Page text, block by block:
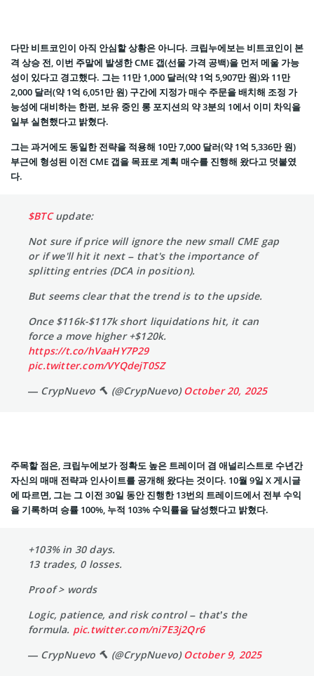
다만 비트코인이 아직 안심할 상황은 아니다. 크립누에보는 비트코인이 본
격 상승 전, 이번 주말에 발생한 CME 갭(선물 가격 공백)을 먼저 메울 가능
성이 있다고 경고했다. 그는 11만 1,000 달러(약 1억 5,907만 원)와 11만
2,000 달러(약 1억 6,051만 원) 구간에 지정가 매수 주문을 배치해 조정 가
능성에 대비하는 한편, 보유 중인 롱 포지션의 약 3분의 1에서 이미 차익을
일부 실현했다고 밝혔다.
그는 과거에도 동일한 전략을 적용해 10만 7,000 달러(약 1억 5,336만 원)
부근에 형성된 이전 CME 갭을 목표로 계획 매수를 진행해 왔다고 덧붙였
다.
$BTCupdate:
Not sure if price will ignore the new small CME gap
or if we'll hit it next – that's the importance of
splitting entries (DCA in position).
But seems clear that the trend is to the upside.
Once $116k-$117k short liquidations hit, it can
force a move higher +$120k.
https://t.co/hVaaHY7P29
pic.twitter.com/VYQdejT0SZ
— CrypNuevo 🔨 (@CrypNuevo)October 20, 2025
주목할 점은, 크립누에보가 정확도 높은 트레이더 겸 애널리스트로 수년간
자신의 매매 전략과 인사이트를 공개해 왔다는 것이다. 10월 9일 X 게시글
에 따르면, 그는 그 이전 30일 동안 진행한 13번의 트레이드에서 전부 수익
을 기록하며 승률 100%, 누적 103% 수익률을 달성했다고 밝혔다.
+103% in 30 days.
13 trades, 0 losses.
Proof > words
Logic, patience, and risk control – that’s the
formula. pic.twitter.com/ni7E3j2Qr6
— CrypNuevo 🔨 (@CrypNuevo)October 9, 2025